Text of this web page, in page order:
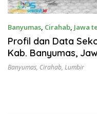
Banyumas, Cirahab, Jawa
2026
Profil dan Data
Kab. Banyumas,
Banyumas, Cirahab, Lumbir